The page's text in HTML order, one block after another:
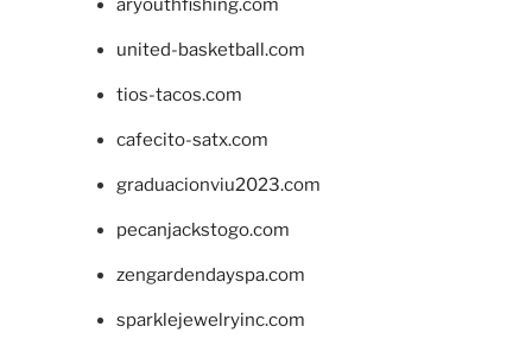
aryouthfishing.com
united-basketball.com
tios-tacos.com
cafecito-satx.com
graduacionviu2023.com
pecanjackstogo.com
zengardendayspa.com
sparklejewelryinc.com